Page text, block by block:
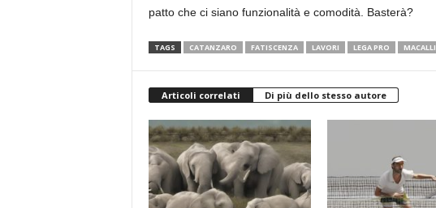
patto che ci siano funzionalità e comodità. Basterà?
TAGS CATANZARO FATISCENZA LAVORI LEGA PRO MACALLI
Articoli correlati Di più dello stesso autore